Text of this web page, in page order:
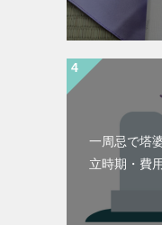
一周忌で塔
立時期・費